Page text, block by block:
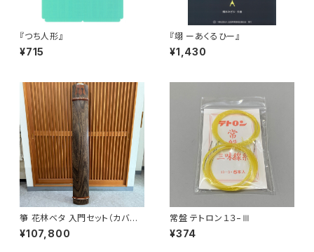
『つち人形』
¥715
『翊 ーあくるひー』
¥1,430
箏 花林ベタ 入門セット（カバー
付）
¥107,800
常盤 テトロン１３−Ⅲ
¥374